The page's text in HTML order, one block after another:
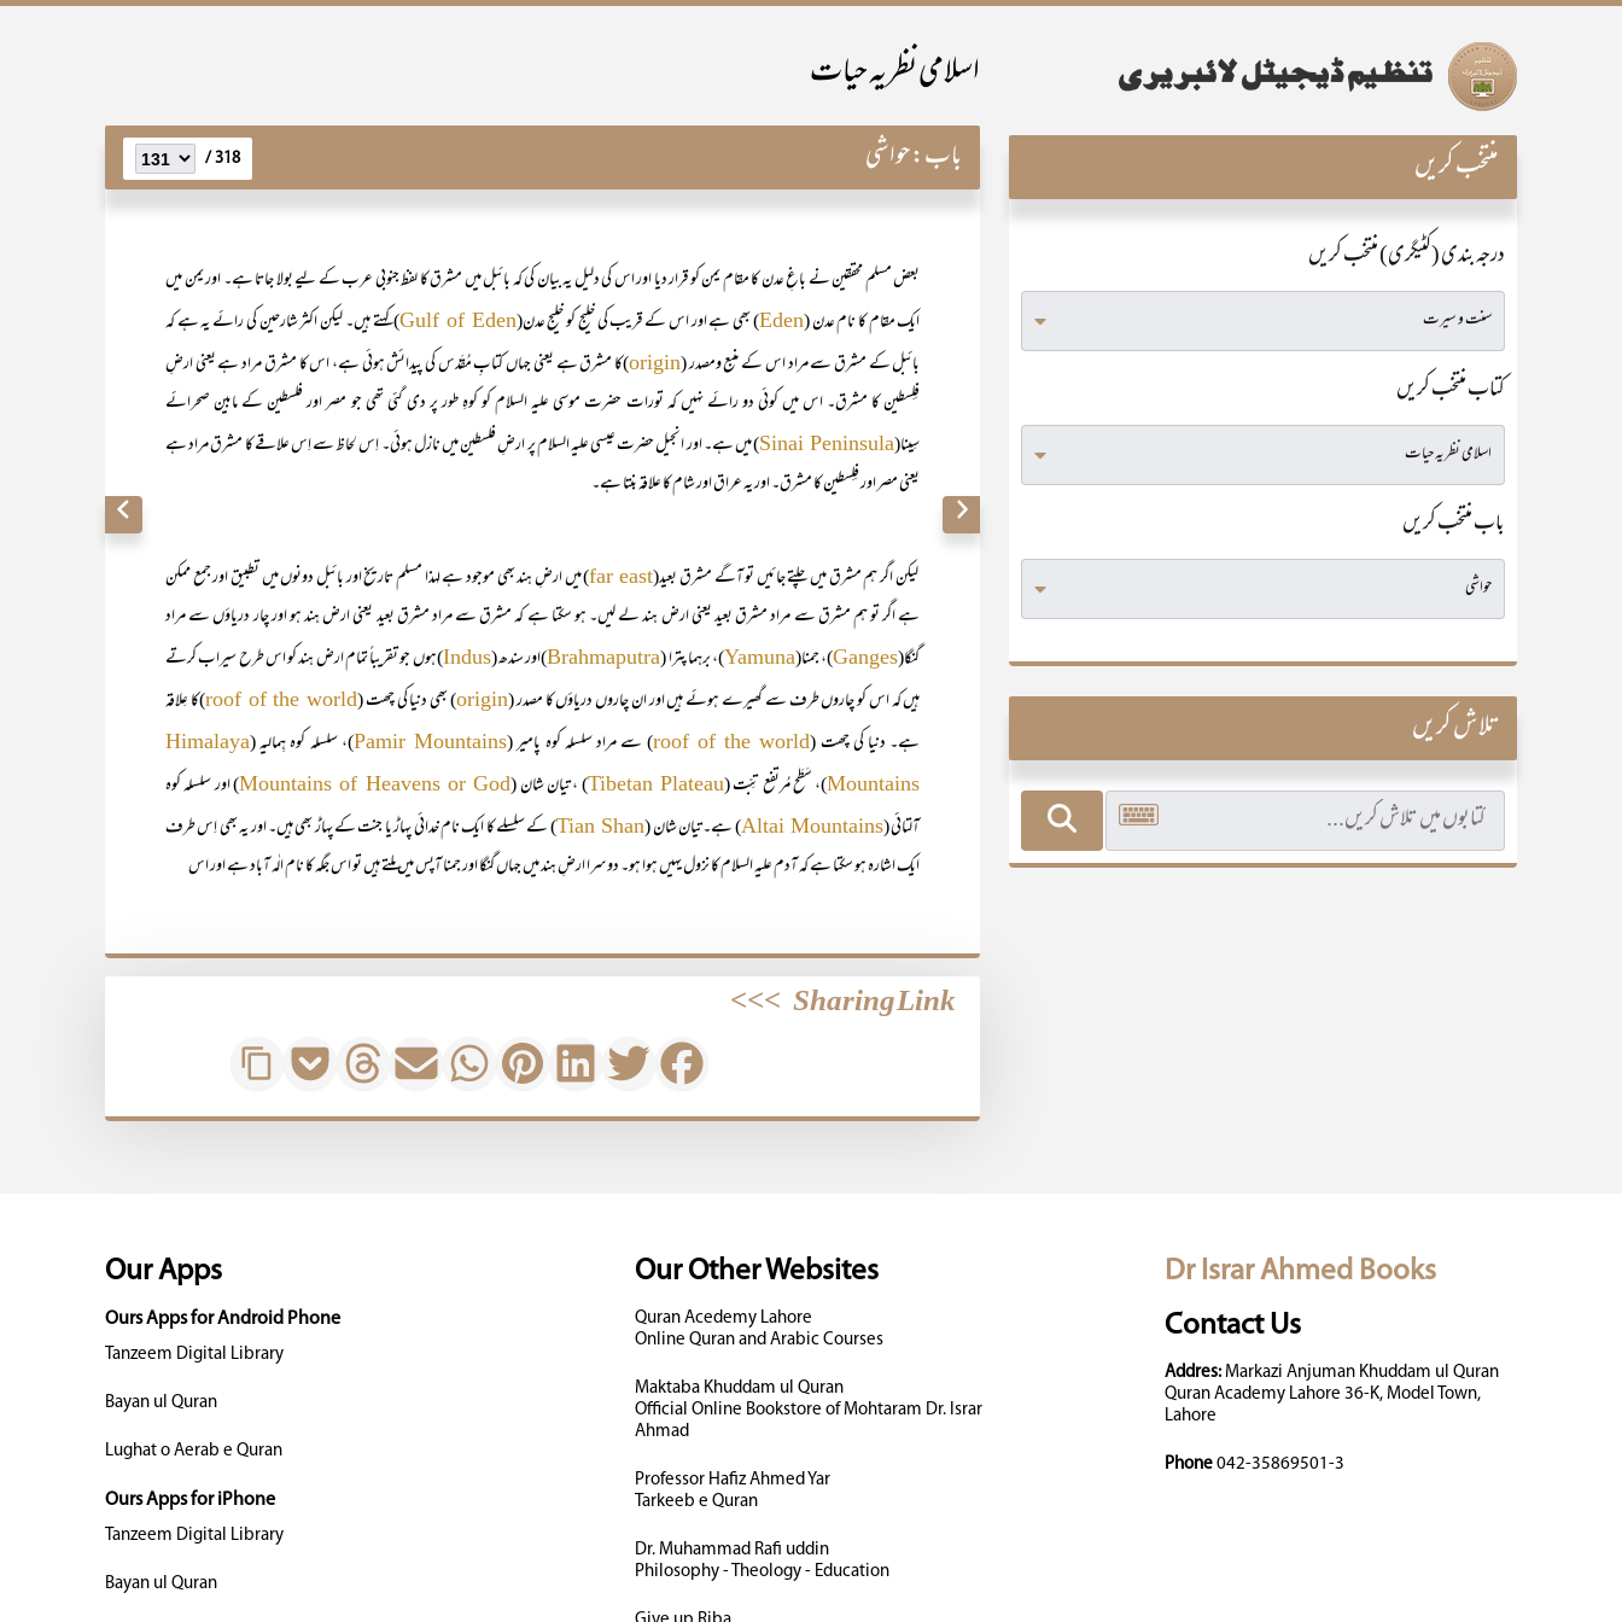
اسلامی نظریہ حیات
باب:حواشی 318 /
بعض مسلم محققین نے باغِ عدن کا مقام یمن کو قرار دیا اور اس کی دلیل یہ بیان کی کہ بائبل میں مشرق کا لفظ جنوبی عرب کے لیے بولا جاتا ہے۔ اور یمن میں
ایک مقام کا نام عدن (Eden) بھی ہے اور اس کے قریب کی خلیج کو خلیج عدن(Gulf of Eden) کہتے ہیں۔ لیکن اکثر شارحین کی رائے یہ ہے کہ
بائبل کے مشرق سے مراد اس کے منبع ومصدر (origin)کا مشرق ہے یعنی جہاں کتابِ مُقَدّس کی پیدائش ہوئی ہے، اس کا مشرق مراد ہے یعنی ارضِ
فِلِسطین کا مشرق۔ اس میں کوئی دو رائے نہیں کہ تورات حضرت موسی علیہ السلام کو کوہِ طور پر دی گئی تھی جو مصر اور فلسطین کے مابین صحرائے
سِینا(Sinai Peninsula) میں ہے۔ اور انجیل حضرت عیسی علیہ السلام پر ارضِ فلسطین میں نازل ہوئی۔ اِس لحاظ سے اِس علاقے کا مشرق مراد ہے
یعنی مصر اور فِلِسطین کا مشرق۔ اور یہ عراق اور شام کا علاقہ بنتا ہے۔
لیکن اگر ہم مشرق میں چلتے جائیں تو آگے مشرق بعید(far east) میں ارضِ ہند بھی موجود ہے لہذا مسلم تاریخ اور بائبل دونوں میں تطبیق اور جمع ممکن
ہے اگر تو ہم مشرق سے مراد مشرق بعید یعنی ارض ہند لے لیں۔ ہو سکتا ہے کہ مشرق سے مراد مشرق بعید یعنی ارض ہند ہو اور چار دریاؤں سے مراد
گنگا(Ganges)، جمنا(Yamuna)، برہما پترا (Brahmaputra)اور سندھ (Indus)ہوں جو تقریباً تمام ارض ہند کو اس طرح سیراب کرتے
ہیں کہ اس کو چاروں طرف سے گھیرے ہوئے ہیں اور ان چاروں دریاؤں کا مصدر (origin) بھی دنیا کی چھت (roof of the world)کا عِلاقہ
ہے۔ دنیا کی چھت (roof of the world) سے مراد سلسلہ کوہ پامیر (Pamir Mountains)، سلسلہ کوہ ہِمالیہ (Himalaya
Mountains)، سَطَح مُرتفع تِبّت (Tibetan Plateau) ، تیان شان (Mountains of Heavens or God) اور سلسلہ کوہ
آلتائی (Altai Mountains) ہے۔ تیان شان (Tian Shan) کے سلسلے کا ایک نام خدائی پہاڑ یا جنت کے پہاڑ بھی ہیں۔ اور یہ بھی اِس طرف
ایک اشارہ ہو سکتا ہے کہ آدم علیہ السلام کا نزول یہیں ہوا ہو۔ دوسرا ارضِ ہند میں جہاں گنگا اور جمنا آپس میں ملتے ہیں تو اس جگہ کا نام الٰہ آباد ہے اور اس
Sharing Link
>>>
منتخب کریں
درجہ بندی (کٹیگری) منتخب کریں
کتاب منتخب کریں
باب منتخب کریں
تلاش کریں
Dr Israr Ahmed Books
Contact Us
Addres:Markazi Anjuman Khuddam ul Quran
Quran Academy Lahore 36-K, Model Town,
Lahore
Phone 042-35869501-3
Our Other Websites
Quran Acedemy Lahore
Online Quran and Arabic Courses
Maktaba Khuddam ul Quran
Official Online Bookstore of Mohtaram Dr. Israr
Ahmad
Professor Hafiz Ahmed Yar
Tarkeeb e Quran
Dr. Muhammad Rafi uddin
Philosophy - Theology - Education
Our Apps
Ours Apps for Android Phone
Tanzeem Digital Library
Bayan ul Quran
Lughat o Aerab e Quran
Ours Apps for iPhone
Tanzeem Digital Library
Bayan ul Quran